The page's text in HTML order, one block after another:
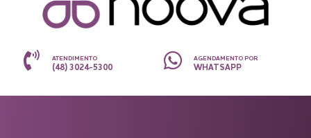
ATENDIMENTO
(48) 3024-5300
AGENDAMENTO POR
WHATSAPP